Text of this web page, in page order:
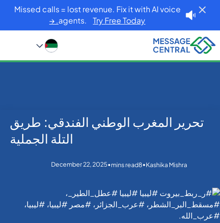
Missed calls = lost revenue. Fix it with AI voice
agents.Try Free Today. →
Home
Blog
Others
تحرير المغرب الوطني الفندقي: طريق التلة الجملية
تحرير المغرب الوطني الفندقي: طريق
التلة الجملية
Kashika Mishra
•
8
mins read
•
December 22, 2025